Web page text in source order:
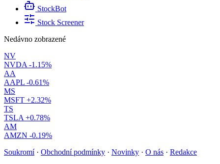
StockBot
Stock Screener
Nedávno zobrazené
NV
NVDA -1.15%
AA
AAPL -0.61%
MS
MSFT +2.32%
TS
TSLA +0.78%
AM
AMZN -0.19%
Soukromí · Obchodní podmínky · Novinky · O nás · Redakce